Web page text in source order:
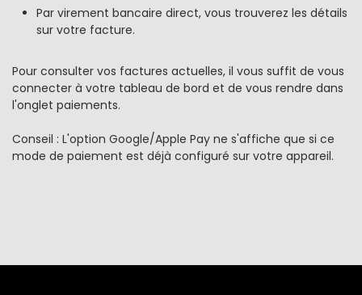
Par virement bancaire direct, vous trouverez les détails
sur votre facture.
Pour consulter vos factures actuelles, il vous suffit de vous
connecter à votre tableau de bord et de vous rendre dans
l'onglet paiements.
Conseil : L'option Google/Apple Pay ne s'affiche que si ce
mode de paiement est déjà configuré sur votre appareil.